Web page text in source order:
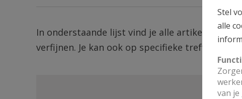
In onderstaande lijst vind je alle artikels van
verfijnen. Je kan ook op specifieke trefwoorden
Stel
alle
van